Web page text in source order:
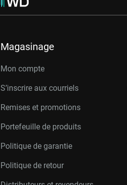
Magasinage
Mon compte
S’inscrire aux courriels
Remises et promotions
Portefeuille de produits
Politique de garantie
Politique de retour